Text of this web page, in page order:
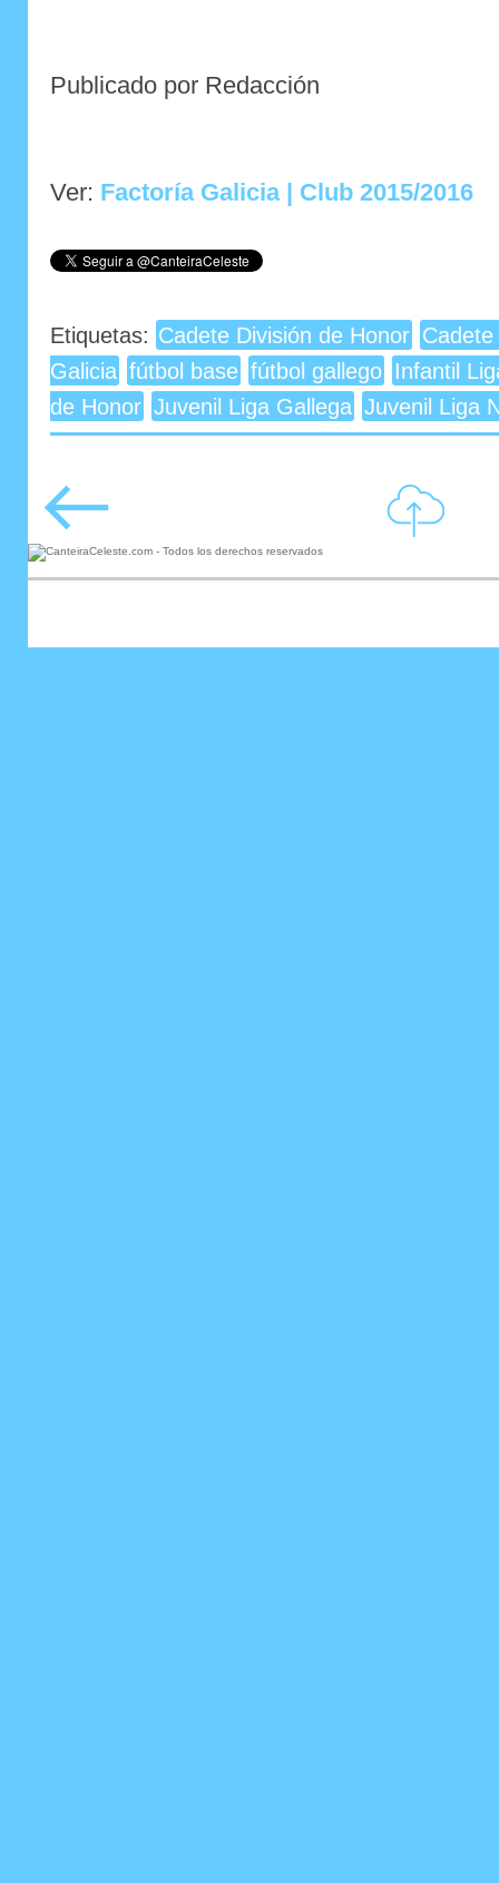
Publicado por Redacción
Ver: Factoría Galicia | Club 2015/2016
Etiquetas: Cadete División de Honor
Galicia fútbol base fútbol gallego Infantil
de Honor Juvenil Liga Gallega Juvenil Liga